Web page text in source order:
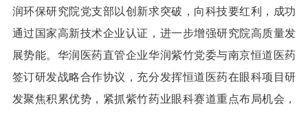
润环保研究院党支部以创新求突破，向科技要红利，成功
通过国家高新技术企业认证，进一步增强研究院高质量发
展势能。华润医药直管企业华润紫竹党委与南京恒道医药
签订研发战略合作协议，充分发挥恒道医药在眼科项目研
发聚焦积累优势，紧抓紫竹药业眼科赛道重点布局机会，